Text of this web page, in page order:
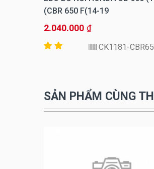
CBR 650 F(14-19)
2.040.000 ₫
CK1181-
SẢN PHẨM CÙNG